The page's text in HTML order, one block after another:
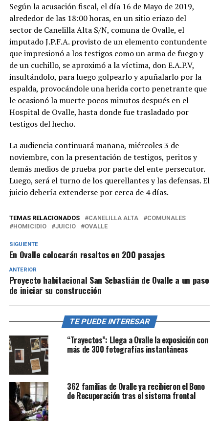
Según la acusación fiscal, el día 16 de Mayo de 2019,
alrededor de las 18:00 horas, en un sitio eriazo del
sector de Canelilla Alta S/N, comuna de Ovalle, el
imputado J.P.F.A. provisto de un elemento contundente
que impresionó a los testigos como un arma de fuego y
de un cuchillo, se aproximó a la víctima, don E.A.P.V,
insultándolo, para luego golpearlo y apuñalarlo por la
espalda, provocándole una herida corto penetrante que
le ocasionó la muerte pocos minutos después en el
Hospital de Ovalle, hasta donde fue trasladado por
testigos del hecho.
La audiencia continuará mañana, miércoles 3 de
noviembre, con la presentación de testigos, peritos y
demás medios de prueba por parte del ente persecutor.
Luego, será el turno de los querellantes y las defensas. El
juicio debería extenderse por cerca de 4 días.
TEMAS RELACIONADOS CANELILLA ALTA
COMUNALES
HOMICIDIO
JUICIO OVALLE
SIGUIENTE
En Ovalle colocarán resaltos en 200 pasajes
ANTERIOR
Proyecto habitacional San Sebastián de Ovalle a un paso
de iniciar su construcción
TE PUEDE INTERESAR
“Trayectos”: Llega a Ovalle la exposición con
más de 300 fotografías instantáneas
362 familias de Ovalle ya recibieron el Bono
de Recuperación tras el sistema frontal